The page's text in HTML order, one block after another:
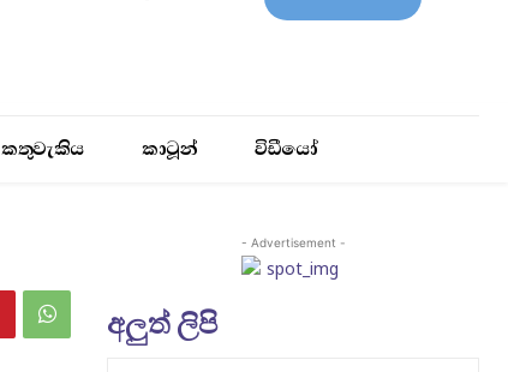
කතුවැකිය කාටූන් විඩීයෝ
- Advertisement -
අලුත් ලිපි